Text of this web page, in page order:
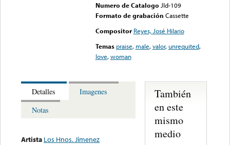
Numero de Catalogo Jld-109
Formato de grabación Cassette
Compositor Reyes, José Hilario
Temas praise, male,valor,unrequited,
love,woman
Detalles
Imagenes
Notas
Artista Los Hnos. Jimenez
También
en este
mismo
medio